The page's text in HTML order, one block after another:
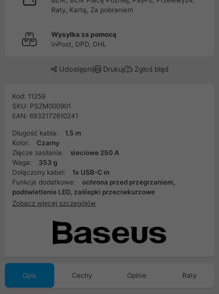
Raty, Kartą, Za pobraniem
Wysyłka za pomocą
InPost, DPD, DHL
Udostępnij Drukuj Zgłoś błąd
Kod: 11259
SKU: PSZM000901
EAN: 6932172610241
Długość kabla:
1.5 m
Kolor:
Czarny
Złącze zasilania:
sieciowe 250 A
Waga:
353 g
Dołączony kabel:
1x USB-C m
Funkcje dodatkowe:
ochrona przed przegrzaniem,
podświetlenie LED, zaślepki przeciwkurzowe
Zobacz więcej szczegółów
Opis Cechy Opinie Raty